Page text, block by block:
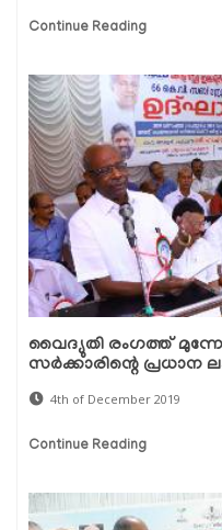
Continue Reading
വൈദ്യുതി രംഗത്ത്
സര്‍ക്കാരിന്റെ പ്രധാന
4th of December 2019
Continue Reading